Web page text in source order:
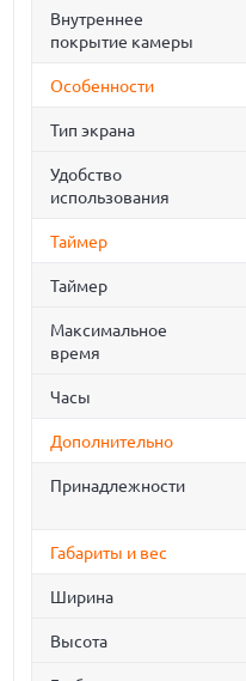
Внутреннее
покрытие камеры
Особенности
Тип экрана
Удобство
использования
Таймер
Таймер
Максимальное
время
Часы
Дополнительно
Принадлежности
Габариты и вес
Ширина
Высота